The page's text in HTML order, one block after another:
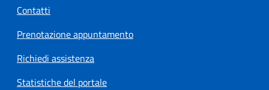
Contatti
Prenotazione appuntamento
Richiedi assistenza
Statistiche del portale